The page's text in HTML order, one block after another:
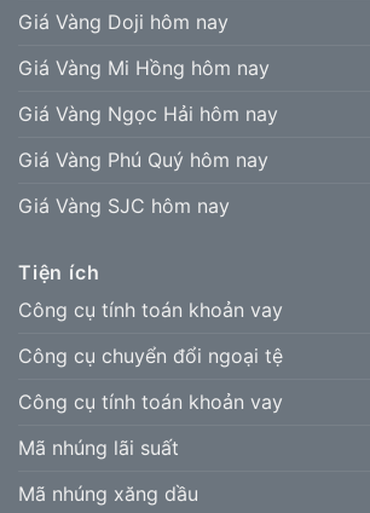
Giá Vàng Doji hôm nay
Giá Vàng Mi Hồng hôm nay
Giá Vàng Ngọc Hải hôm nay
Giá Vàng Phú Quý hôm nay
Giá Vàng SJC hôm nay
Tiện ích
Công cụ tính toán khoản vay
Công cụ chuyển đổi ngoại tệ
Công cụ tính toán khoản vay
Mã nhúng lãi suất
Mã nhúng xăng dầu